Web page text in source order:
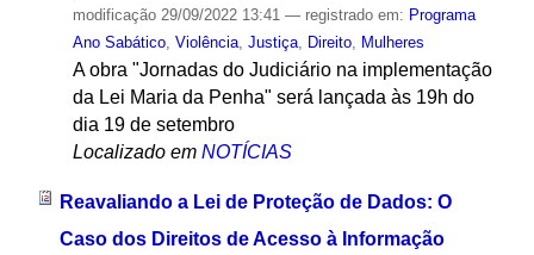
modificação29/09/2022 13:41 — registrado em: Programa
Ano Sabático, Violência, Justiça, Direito, Mulheres
A obra "Jornadas do Judiciário na implementação
da Lei Maria da Penha" será lançada às 19h do
dia 19 de setembro
Localizado em NOTÍCIAS
Reavaliando a Lei de Proteção de Dados: O
Caso dos Direitos de Acesso à Informação